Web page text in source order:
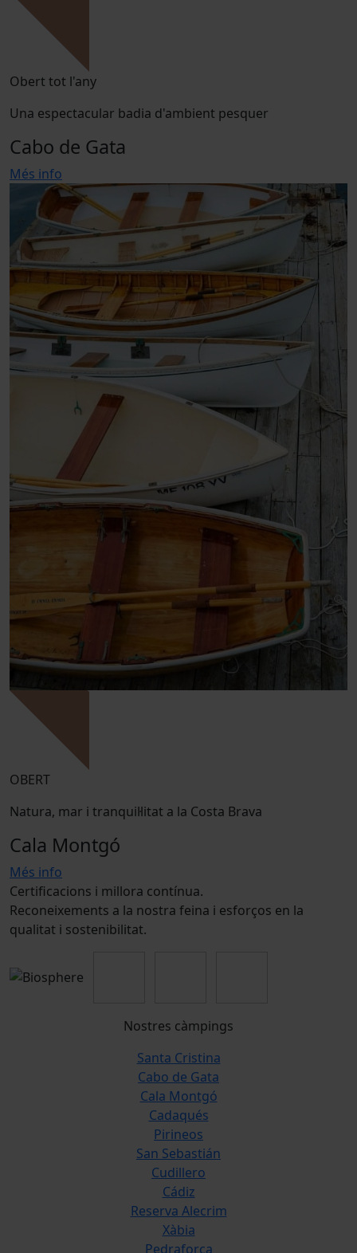
Obert tot l'any
Una espectacular badia d'ambient pesquer
Cabo de Gata
Més info
OBERT
Natura, mar i tranquil·litat a la Costa Brava
Cala Montgó
Més info
Certificacions i millora contínua.
Reconeixements a la nostra feina i esforços en la
qualitat i sostenibilitat.
Nostres càmpings
Santa Cristina
Cabo de Gata
Cala Montgó
Cadaqués
Pirineos
San Sebastián
Cudillero
Cádiz
Reserva Alecrim
Xàbia
Pedraforca